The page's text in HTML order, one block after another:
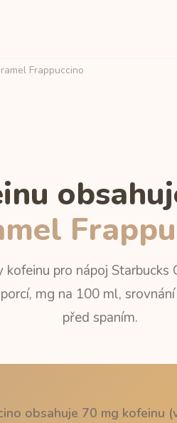
Frappuccino
pro nápoj Starbucks
mg na 100 ml,
před spaním.
obsahuje 70 mg kofeinu